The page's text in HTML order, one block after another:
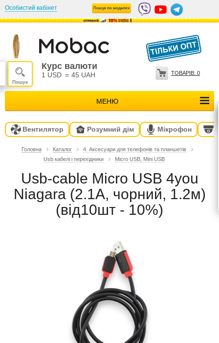
Особистий кабінет Пошук по моделях
Курс валюти
1 USD = 45 UAH
МЕНЮ
ТОВАРІВ: 0
Вентилятор Розумний дім Мікрофон
Головна Каталог
4. Аксесуари для телефонів та планшетів
Usb кабелі і перехідники
Micro USB, Mini USB
Usb-cable Micro USB 4you
Niagara (2.1A, чорний, 1.2м)
(від10шт - 10%)